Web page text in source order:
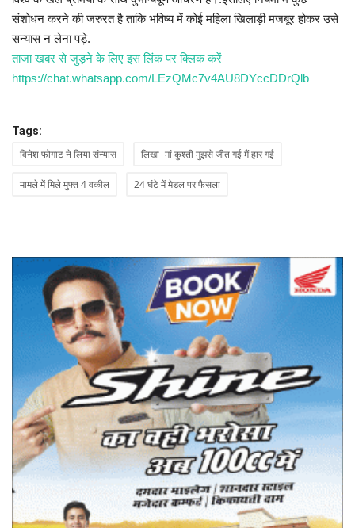
संशोधन करने की जरुरत है ताकि भविष्य में कोई महिला खिलाड़ी मजबूर होकर उसे
सन्यास न लेना पड़े.
ताजा खबर से जुड़ने के लिए इस लिंक पर क्लिक करें
https://chat.whatsapp.com/LEzQMc7v4AU8DYccDDrQlb
Tags:
विनेश फोगाट ने लिया संन्यास लिखा- मां कुश्ती मुझसे जीत गई मैं हार गई
मामले में मिले मुफ्त 4 वकील 24 घंटे में मेडल पर फैसला